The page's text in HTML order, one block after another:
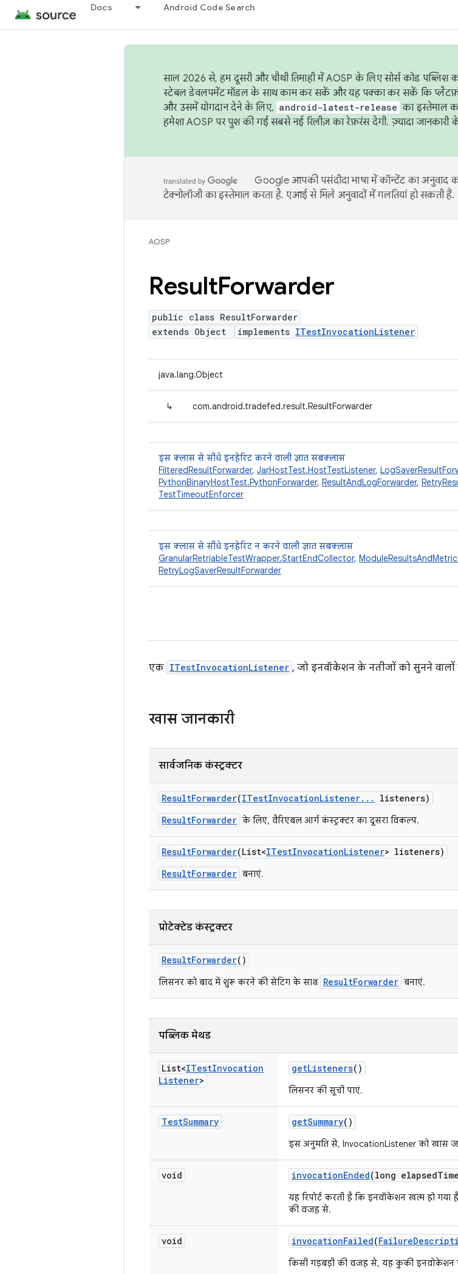
Docs Android Code Search
साल 2026 से, हम दूसरी और चौथी तिमाही में AOSP के लिए सोर्स कोड पब्लिश
स्टेबल डेवलपमेंट मॉडल के साथ काम कर सकें और यह पक्का कर सकें कि
और उसमें योगदान देने के लिए, android-latest-release का इस्तेमाल
हमेशा AOSP पर पुश की गई सबसे नई रिलीज़ का रेफ़रंस देगी. ज़्यादा जानकारी
Google आपकी पसंदीदा भाषा में कॉन्टेंट का
टेक्नोलॉजी का इस्तेमाल करता है. एआई से मिले अनुवादों में गलतियां हो सकती हैं.
AOSP
ResultForwarder
public class ResultForwarder
extends Object
implements ITestInvocationListener
java.lang.Object
↳ com.android.tradefed.result.ResultForwarder
इस क्लास से सीधे इनहेरिट करने वाली ज्ञात सबक्लास
FilteredResultForwarder, JarHostTest.HostTestListener,
PythonBinaryHostTest.PythonForwarder, ResultAndLogForwarder,
TestTimeoutEnforcer
इस क्लास से सीधे इनहेरिट न करने वाली ज्ञात सबक्लास
GranularRetriableTestWrapper.StartEndCollector,
RetryLogSaverResultForwarder
एक ITestInvocationListener , जो इनवॉकेशन के नतीजों को सुनने वालों
खास जानकारी
सार्वजनिक कंस्ट्रक्टर
ResultForwarder(ITestInvocationListener. . .
listeners)
ResultForwarder के लिए, वैरिएबल आर्ग कंस्ट्रक्टर का दूसरा विकल्प.
ResultForwarder(List<ITestInvocationListener> listeners)
ResultForwarder बनाएं.
प्रोटेक्टेड कंस्ट्रक्टर
ResultForwarder()
लिसनर को बाद में शुरू करने की सेटिंग के साथ ResultForwarder बनाएं.
पब्लिक मेथड
List<ITestInvocation
Listener>
getListeners()
लिसनर की सूची पाएं.
TestSummary getSummary()
इस अनुमति से, InvocationListener को खास
void invocationEnded(long elapsed
यह रिपोर्ट करती है कि इनवॉकेशन खत्म हो
की वजह से.
void invocationFailed(Failure
किसी गड़बड़ी की वजह से, यह कुकी इनवोकेशन